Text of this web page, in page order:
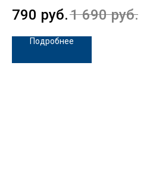
790 руб.1 690 руб.
Подробнее